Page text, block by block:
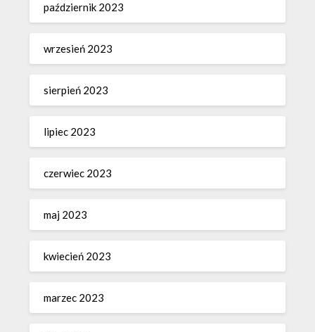
październik 2023
wrzesień 2023
sierpień 2023
lipiec 2023
czerwiec 2023
maj 2023
kwiecień 2023
marzec 2023